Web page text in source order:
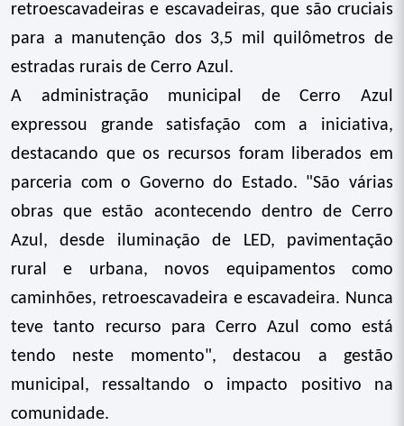
retroescavadeiras e escavadeiras, que são cruciais
para a manutenção dos 3,5 mil quilômetros de
estradas rurais de Cerro Azul.
A administração municipal de Cerro Azul
expressou grande satisfação com a iniciativa,
destacando que os recursos foram liberados em
parceria com o Governo do Estado. "São várias
obras que estão acontecendo dentro de Cerro
Azul, desde iluminação de LED, pavimentação
rural e urbana, novos equipamentos como
caminhões, retroescavadeira e escavadeira. Nunca
teve tanto recurso para Cerro Azul como está
tendo neste momento", destacou a gestão
municipal, ressaltando o impacto positivo na
comunidade.